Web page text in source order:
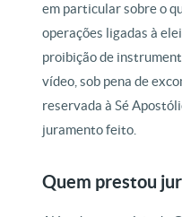
em particular sobre o
operações ligadas à
proibição de
vídeo, sob pena de
reservada à Sé
juramento feito.
Quem prestou